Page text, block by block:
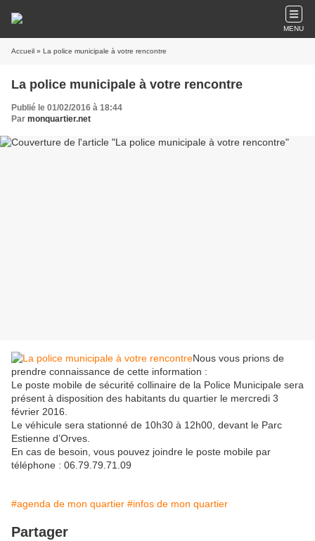
MENU
Accueil » La police municipale à votre rencontre
La police municipale à votre rencontre
Publié le 01/02/2016 à 18:44
Par monquartier.net
Nous vous prions de
prendre connaissance de cette information :
Le poste mobile de sécurité collinaire de la Police Municipale sera
présent à disposition des habitants du quartier le mercredi 3
février 2016.
Le véhicule sera stationné de 10h30 à 12h00, devant le Parc
Estienne d’Orves.
En cas de besoin, vous pouvez joindre le poste mobile par
téléphone : 06.79.79.71.09
#agenda de mon quartier #infos de mon quartier
Partager